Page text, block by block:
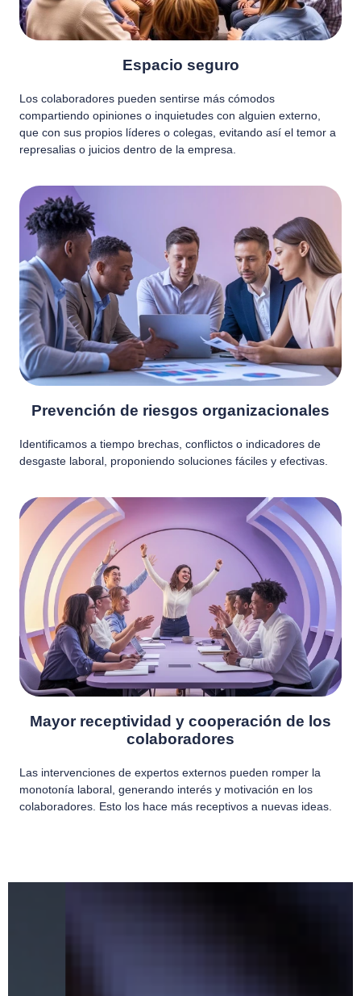
Espacio seguro
Los colaboradores pueden sentirse más cómodos
compartiendo opiniones o inquietudes con alguien externo,
que con sus propios líderes o colegas, evitando así el temor a
represalias o juicios dentro de la empresa.
Prevención de riesgos organizacionales
Identificamos a tiempo brechas, conflictos o indicadores de
desgaste laboral, proponiendo soluciones fáciles y efectivas.
Mayor receptividad y cooperación de los
colaboradores
Las intervenciones de expertos externos pueden romper la
monotonía laboral, generando interés y motivación en los
colaboradores. Esto los hace más receptivos a nuevas ideas.